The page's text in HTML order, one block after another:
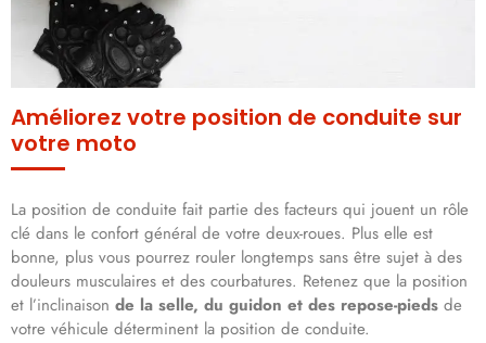
Améliorez votre position de conduite sur
votre moto
La position de conduite fait partie des facteurs qui jouent un rôle
clé dans le confort général de votre deux-roues. Plus elle est
bonne, plus vous pourrez rouler longtemps sans être sujet à des
douleurs musculaires et des courbatures. Retenez que la position
et l’inclinaison de la selle, du guidon et des repose-pieds de
votre véhicule déterminent la position de conduite.